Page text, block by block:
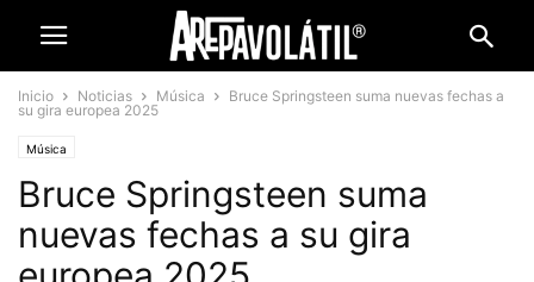
Inicio Noticias Música
Bruce Springsteen suma nuevas fechas a
su gira europea 2025
Música
Bruce Springsteen suma
nuevas fechas a su gira